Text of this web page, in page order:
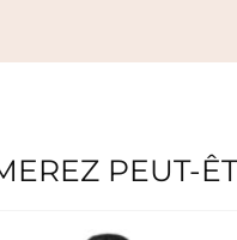
PEUT-